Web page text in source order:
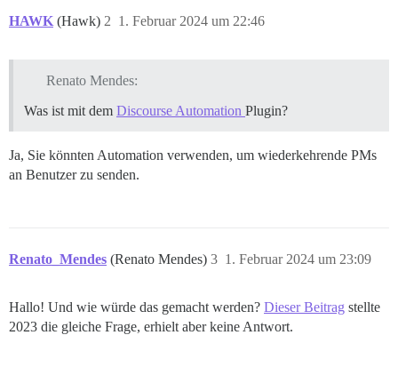
HAWK (Hawk) 1. Februar 2024 um 22:46
2
Renato Mendes:
Was ist mit dem Discourse Automation Plugin?
Ja, Sie könnten Automation verwenden, um wiederkehrende PMs
an Benutzer zu senden.
Renato_Mendes (Renato Mendes) 1. Februar 2024 um 23:09
3
Hallo! Und wie würde das gemacht werden? Dieser Beitrag stellte
2023 die gleiche Frage, erhielt aber keine Antwort.